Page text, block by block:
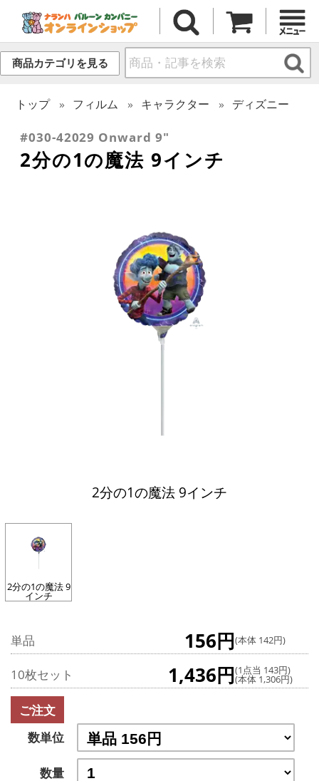
商品カテゴリを見る
トップ フィルム キャラクター ディズニー
#030-42029 Onward 9"
2分の1の魔法 9インチ
2分の1の魔法 9インチ
2分の1の魔法 9
インチ
単品 156円(本体 142円)
10枚セット 1,436円(1点当 143円)
(本体 1,306円)
ご注文
数単位
数量